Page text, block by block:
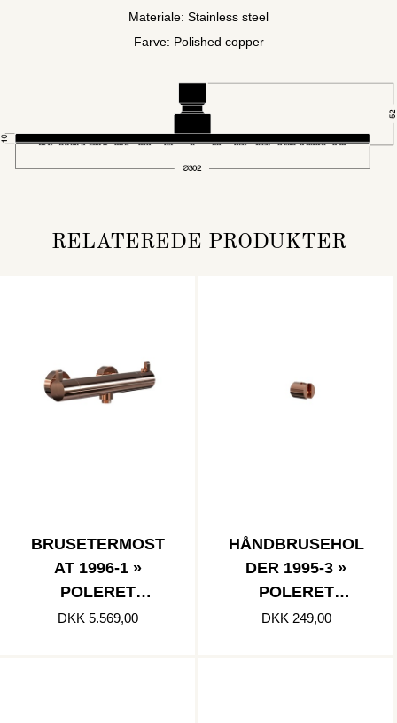
Materiale: Stainless steel
Farve: Polished copper
RELATEREDE PRODUKTER
BRUSETERMOST
AT 1996-1 »
POLERET
KOBBER
DKK 5.569,00
HÅNDBRUSEHOL
DER 1995-3 »
POLERET
KOBBER
DKK 249,00